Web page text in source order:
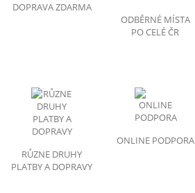
DOPRAVA ZDARMA
ODBĚRNÉ MÍSTA
PO CELÉ ČR
RŮZNE DRUHY
PLATBY A DOPRAVY
ONLINE PODPORA